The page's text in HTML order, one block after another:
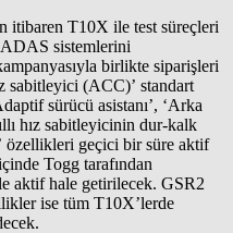
itibaren T10X ile test süreçleri
sistemlerini
birlikte siparişleri
sabitleyici (ACC)’ standart
sürücü asistanı’, ‘Arka
hız sabitleyicinin dur-kalk
özellikleri geçici bir süre aktif
Togg tarafından
aktif hale getirilecek. GSR2
ise tüm T10X’lerde